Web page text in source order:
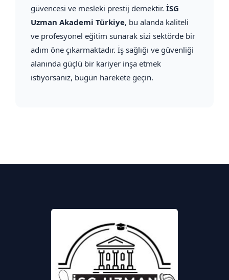
güvencesi ve mesleki prestij demektir. İSG
Uzman Akademi Türkiye, bu alanda kaliteli
ve profesyonel eğitim sunarak sizi sektörde bir
adım öne çıkarmaktadır. İş sağlığı ve güvenliği
alanında güçlü bir kariyer inşa etmek
istiyorsanız, bugün harekete geçin.